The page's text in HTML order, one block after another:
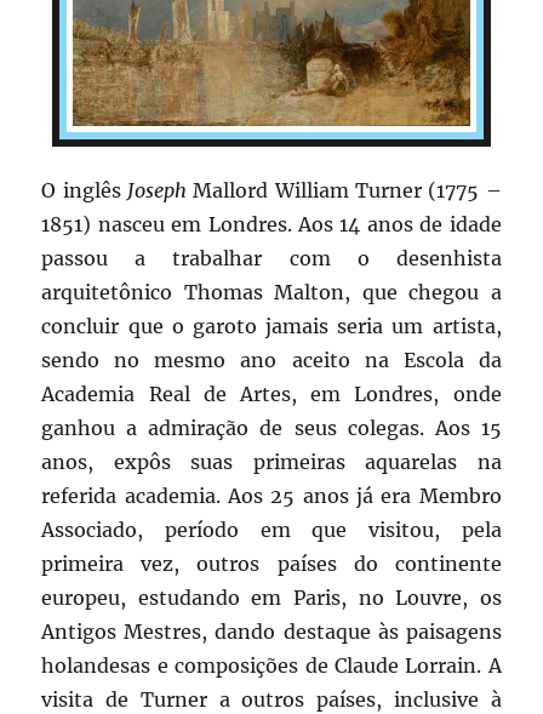
O inglês JosephMallord William Turner (1775 –
1851) nasceu em Londres. Aos 14 anos de idade
passou a trabalhar com o desenhista
arquitetônico Thomas Malton, que chegou a
concluir que o garoto jamais seria um artista,
sendo no mesmo ano aceito na Escola da
Academia Real de Artes, em Londres, onde
ganhou a admiração de seus colegas. Aos 15
anos, expôs suas primeiras aquarelas na
referida academia. Aos 25 anos já era Membro
Associado, período em que visitou, pela
primeira vez, outros países do continente
europeu, estudando em Paris, no Louvre, os
Antigos Mestres, dando destaque às paisagens
holandesas e composições de Claude Lorrain. A
visita de Turner a outros países, inclusive à